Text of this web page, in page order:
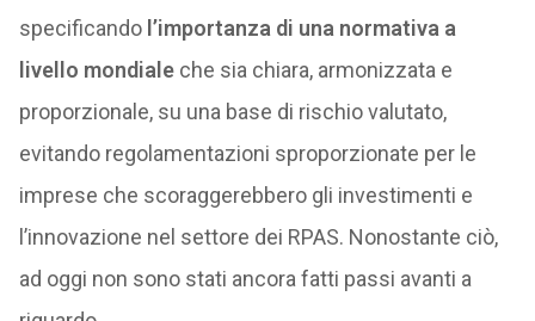
specificando l’importanza di una normativa a
livello mondialeche sia chiara, armonizzata e
proporzionale, su una base di rischio valutato,
evitando regolamentazioni sproporzionate per le
imprese che scoraggerebbero gli investimenti e
l’innovazione nel settore dei RPAS. Nonostante ciò,
ad oggi non sono stati ancora fatti passi avanti a